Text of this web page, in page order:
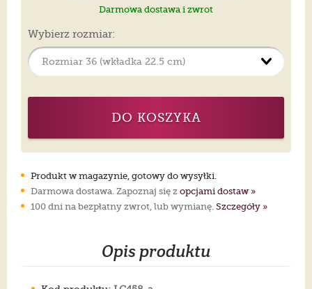
Darmowa dostawa i zwrot
Wybierz rozmiar:
DO KOSZYKA
Produkt w magazynie, gotowy do wysyłki.
Darmowa dostawa. Zapoznaj się z opcjami dostaw »
100 dni na bezpłatny zwrot, lub wymianę. Szczegóły »
Opis produktu